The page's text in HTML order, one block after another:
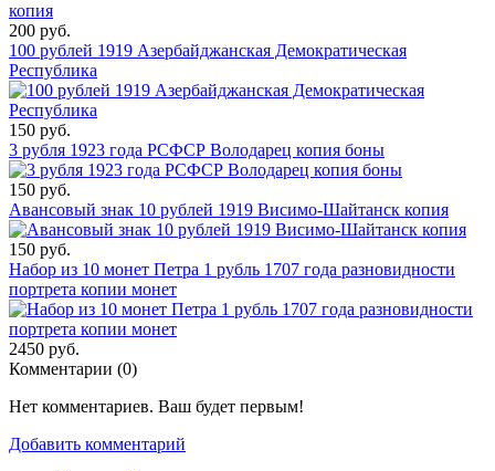
200 руб.
100 рублей 1919 Азербайджанская Демократическая
Республика
150 руб.
3 рубля 1923 года РСФСР Володарец копия боны
150 руб.
Авансовый знак 10 рублей 1919 Висимо-Шайтанск копия
150 руб.
Набор из 10 монет Петра 1 рубль 1707 года разновидности
портрета копии монет
2450 руб.
Комментарии (0)
Нет комментариев. Ваш будет первым!
Добавить комментарий